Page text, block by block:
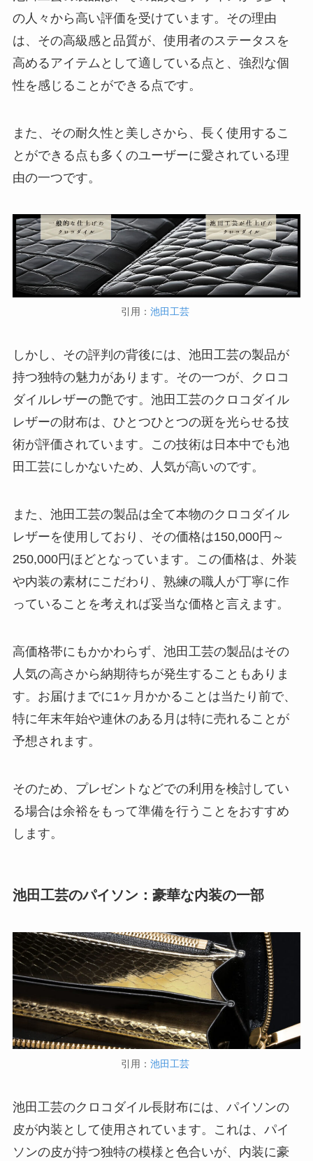
の人々から高い評価を受けています。その理由
は、その高級感と品質が、使用者のステータスを
高めるアイテムとして適している点と、強烈な個
性を感じることができる点です。
また、その耐久性と美しさから、長く使用するこ
とができる点も多くのユーザーに愛されている理
由の一つです。
引用： 池田工芸
しかし、その評判の背後には、池田工芸の製品が
持つ独特の魅力があります。その一つが、クロコ
ダイルレザーの艶です。池田工芸のクロコダイル
レザーの財布は、ひとつひとつの斑を光らせる技
術が評価されています。この技術は日本中でも池
田工芸にしかないため、人気が高いのです。
また、池田工芸の製品は全て本物のクロコダイル
レザーを使用しており、その価格は150,000円～
250,000円ほどとなっています。この価格は、外装
や内装の素材にこだわり、熟練の職人が丁寧に作
っていることを考えれば妥当な価格と言えます。
高価格帯にもかかわらず、池田工芸の製品はその
人気の高さから納期待ちが発生することもありま
す。お届けまでに1ヶ月かかることは当たり前で、
特に年末年始や連休のある月は特に売れることが
予想されます。
そのため、プレゼントなどでの利用を検討してい
る場合は余裕をもって準備を行うことをおすすめ
します。
池田工芸のパイソン：豪華な内装の一部
引用： 池田工芸
池田工芸のクロコダイル長財布には、パイソンの
皮が内装として使用されています。これは、パイ
ソンの皮が持つ独特の模様と色合いが、内装に豪